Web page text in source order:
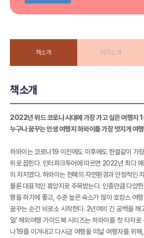
책소개 저자소개
책소개
2022년 위드 코로나 시대에 가장 가고 싶은 여행지 1
누구나 꿈꾸는 인생 여행지 하와이를 가장 멋지게 여
하와이는 코로나19 이전에도 이후에도 한결같이 가
위로 꼽힌다. 인터파크투어에 따르면 2022년 최다 예
의 차지였다. 하와이는 천혜의 자연환경과 안정적인
물론 대표적인 휴양지로 주목받는다. 인종만큼 다양
행을 하기에 좋고, 수준 높은 숙소가 많아 호캉스 여
꿈꾸는 순간 비로소 시작한다. 2년여의 긴 공백을 깨
얼’ 해외여행 가이드북 시리즈는 하와이를 첫 타자
나19를 이겨내고 다시금 여행을 떠날 여행자를 위